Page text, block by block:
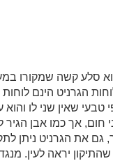
סלע קשה שמקורו
הגרניט הינם
טבעי שאין שני לו
חום, אך כמו אבן
גם את הגרניט ניתן
יראה לעין.